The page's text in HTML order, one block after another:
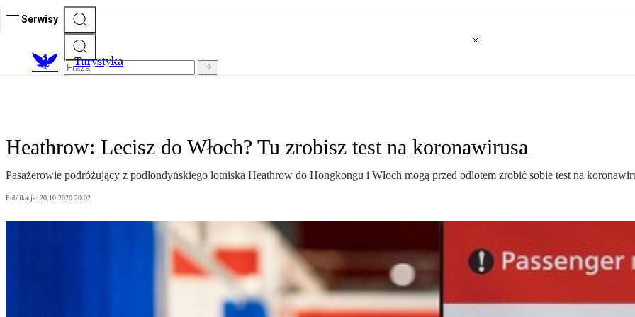
Serwisy
Turystyka
Heathrow: Lecisz do Włoch? Tu zrobisz test na koronawirusa
Pasażerowie podróżujący z podlondyńskiego lotniska Heathrow do Hongkongu i Włoch mogą przed odlotem zrobić sobie test na
Publikacja: 20.10.2020 20:02